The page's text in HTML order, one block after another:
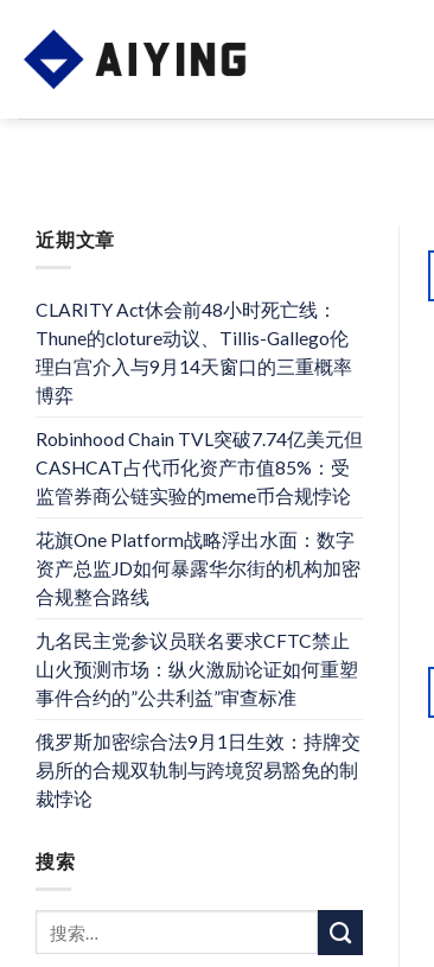
content
近期文章
CLARITY Act休会前48小时死亡线：
Thune的cloture动议、Tillis-Gallego伦
理白宫介入与9月14天窗口的三重概率
博弈
Robinhood Chain TVL突破7.74亿美元但
CASHCAT占代币化资产市值85%：受
监管券商公链实验的meme币合规悖论
花旗One Platform战略浮出水面：数字
资产总监JD如何暴露华尔街的机构加密
合规整合路线
九名民主党参议员联名要求CFTC禁止
山火预测市场：纵火激励论证如何重塑
事件合约的”公共利益”审查标准
俄罗斯加密综合法9月1日生效：持牌交
易所的合规双轨制与跨境贸易豁免的制
裁悖论
搜索